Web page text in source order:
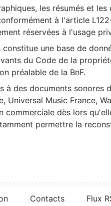
les résumés et
à l'article
réservées à l'usage
constitue une base de
du Code de la
préalable de la BnF.
à des documents sonores
Universal Music France,
commerciale dès lors
permettre la
Contacts
Flux